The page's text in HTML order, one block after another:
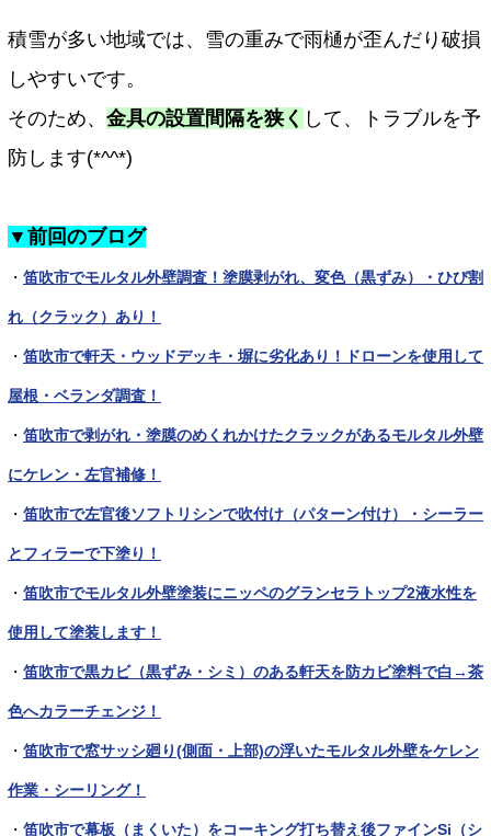
積雪が多い地域では、雪の重みで雨樋が歪んだり破損
しやすいです。
そのため、 金具の設置間隔を狭く して、トラブルを予
防します(*^^*)
▼前回のブログ
・ 笛吹市でモルタル外壁調査！塗膜剥がれ、変色（黒ずみ）・ひび割
れ（クラック）あり！
・ 笛吹市で軒天・ウッドデッキ・塀に劣化あり！ドローンを使用して
屋根・ベランダ調査！
・ 笛吹市で剥がれ・塗膜のめくれかけたクラックがあるモルタル外壁
にケレン・左官補修！
・ 笛吹市で左官後ソフトリシンで吹付け（パターン付け）・シーラー
とフィラーで下塗り！
・ 笛吹市でモルタル外壁塗装にニッペのグランセラトップ2液水性を
使用して塗装します！
・ 笛吹市で黒カビ（黒ずみ・シミ）のある軒天を防カビ塗料で白→茶
色へカラーチェンジ！
・ 笛吹市で窓サッシ廻り(側面・上部)の浮いたモルタル外壁をケレン
作業・シーリング！
・ 笛吹市で幕板（まくいた）をコーキング打ち替え後ファインSi（シ